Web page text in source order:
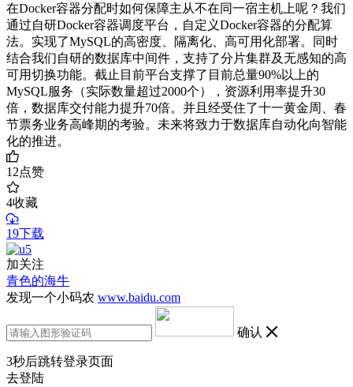
在Docker容器分配时如何保障主从不在同一宿主机上呢？我们
通过自研Docker容器调度平台，自定义Docker容器的分配算
法。实现了MySQL的高密度、隔离化、高可用化部署。同时
结合我们自研的数据库中间件，支持了分片集群及无感知的高
可用切换功能。截止目前平台支撑了目前总量90%以上的
MySQL服务（实际数量超过2000个），资源利用率提升30
倍，数据库交付能力提升70倍。并且经受住了十一黄金周、春
节票务业务高峰期的考验。未来将致力于数据库自动化向智能
化的推进。
12点赞
4收藏
19下载
加关注
青色的海牛
发现一个小码农 www.baidu.com
确认
3秒后跳转登录页面
去登陆